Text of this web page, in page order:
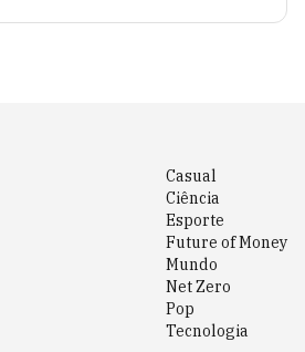
Casual
Ciência
Esporte
Future of Money
Mundo
Net Zero
Pop
Tecnologia